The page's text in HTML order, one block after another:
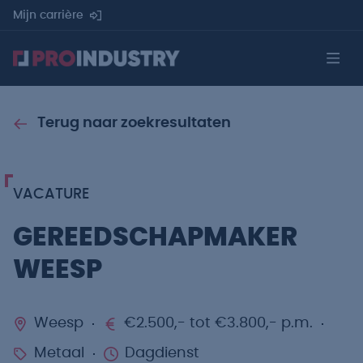
Mijn carrière
Terug naar zoekresultaten
VACATURE
GEREEDSCHAPMAKER
WEESP
Weesp €2.500,- tot €3.800,- p.m.
Metaal Dagdienst